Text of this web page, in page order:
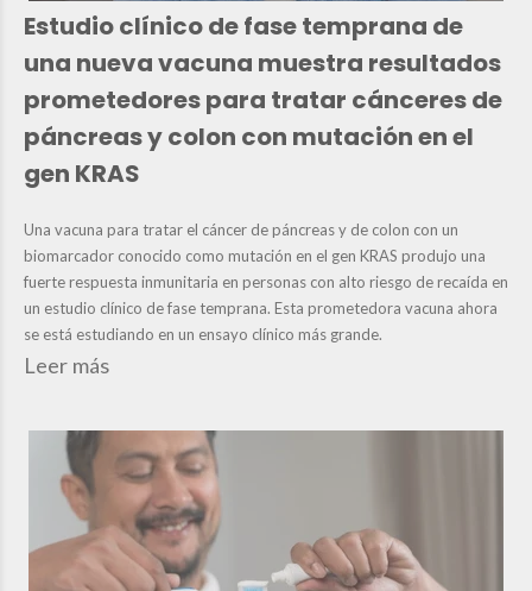
Estudio clínico de fase temprana de
una nueva vacuna muestra resultados
prometedores para tratar cánceres de
páncreas y colon con mutación en el
gen KRAS
Una vacuna para tratar el cáncer de páncreas y de colon con un
biomarcador conocido como mutación en el gen KRAS produjo una
fuerte respuesta inmunitaria en personas con alto riesgo de recaída en
un estudio clínico de fase temprana. Esta prometedora vacuna ahora
se está estudiando en un ensayo clínico más grande.
Leer más